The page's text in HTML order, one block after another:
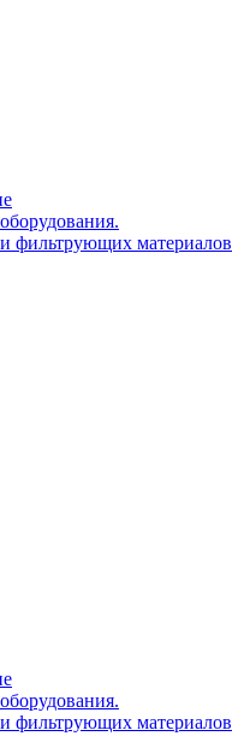
фильтрующих материалов
фильтрующих материалов